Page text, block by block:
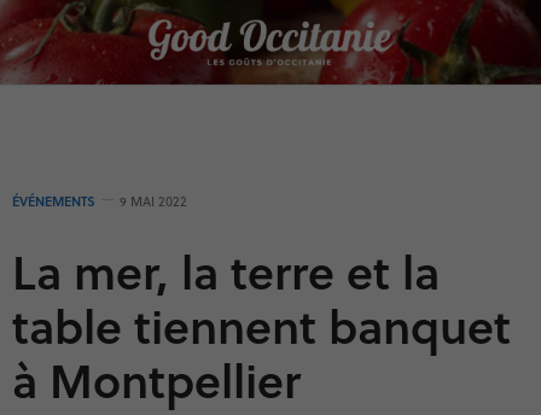
ÉVÉNEMENTS 9 MAI 2022
La mer, la terre et la
table tiennent banquet
à Montpellier
Panneau de gestion des cookies